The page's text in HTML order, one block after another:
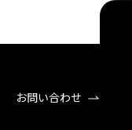
お問い合わせ